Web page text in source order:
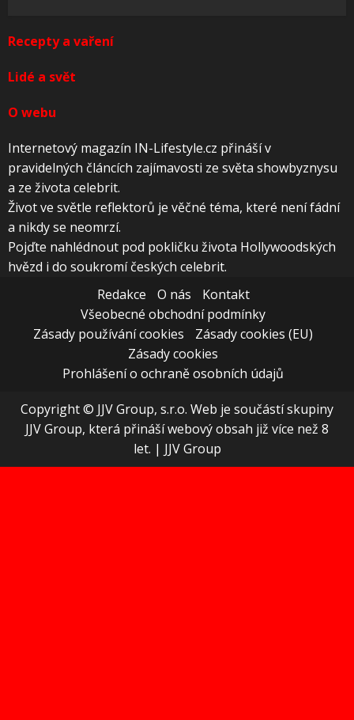
Recepty a vaření
Lidé a svět
O webu
Internetový magazín IN-Lifestyle.cz přináší v
pravidelných článcích zajímavosti ze světa showbyznysu
a ze života celebrit.
Život ve světle reflektorů je věčné téma, které není fádní
a nikdy se neomrzí.
Pojďte nahlédnout pod pokličku života Hollywoodských
hvězd i do soukromí českých celebrit.
Redakce
O nás
Kontakt
Všeobecné obchodní podmínky
Zásady používání cookies
Zásady cookies (EU)
Zásady cookies
Prohlášení o ochraně osobních údajů
Copyright © JJV Group, s.r.o. Web je součástí skupiny
JJV Group, která přináší webový obsah již více než 8
let. | JJV Group